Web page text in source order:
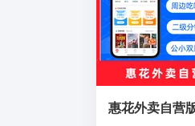
惠花外卖自营